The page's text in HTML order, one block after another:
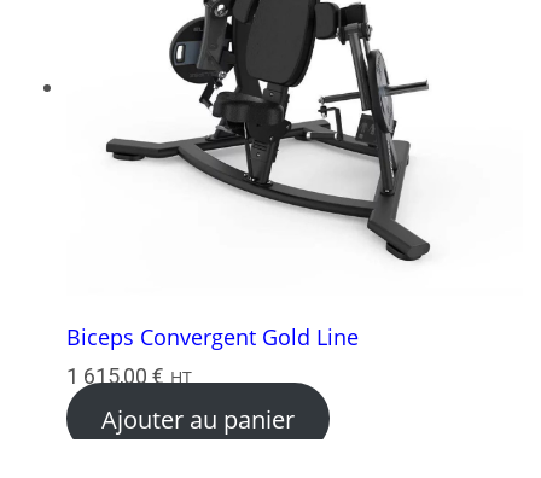
Biceps Convergent Gold Line
1 615,00 € HT
Ajouter au panier